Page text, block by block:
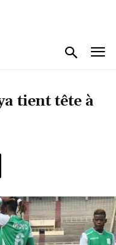
tient tête à